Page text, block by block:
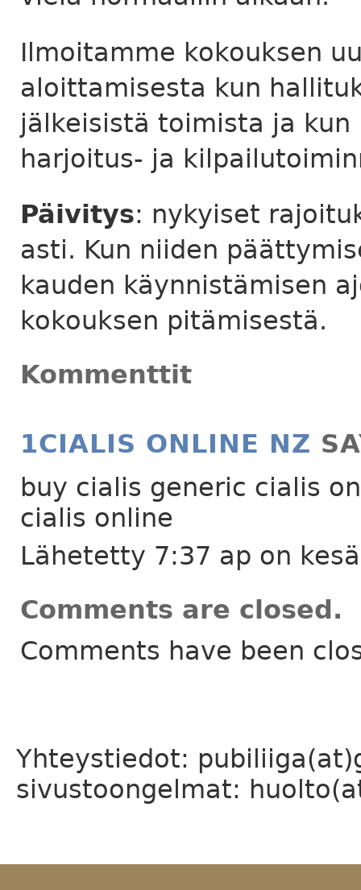
Ilmoitamme kokouksen
aloittamisesta kun
jälkeisistä toimista ja
harjoitus- ja
Päivitys: nykyiset
asti. Kun niiden
kauden käynnistämisen
kokouksen pitämisestä.
Kommenttit
1CIALIS ONLINE NZ
buy cialis generic cialis
cialis online
Lähetetty 7:37 ap on
Comments are closed.
Comments have been
Yhteystiedot:
sivustoongelmat: